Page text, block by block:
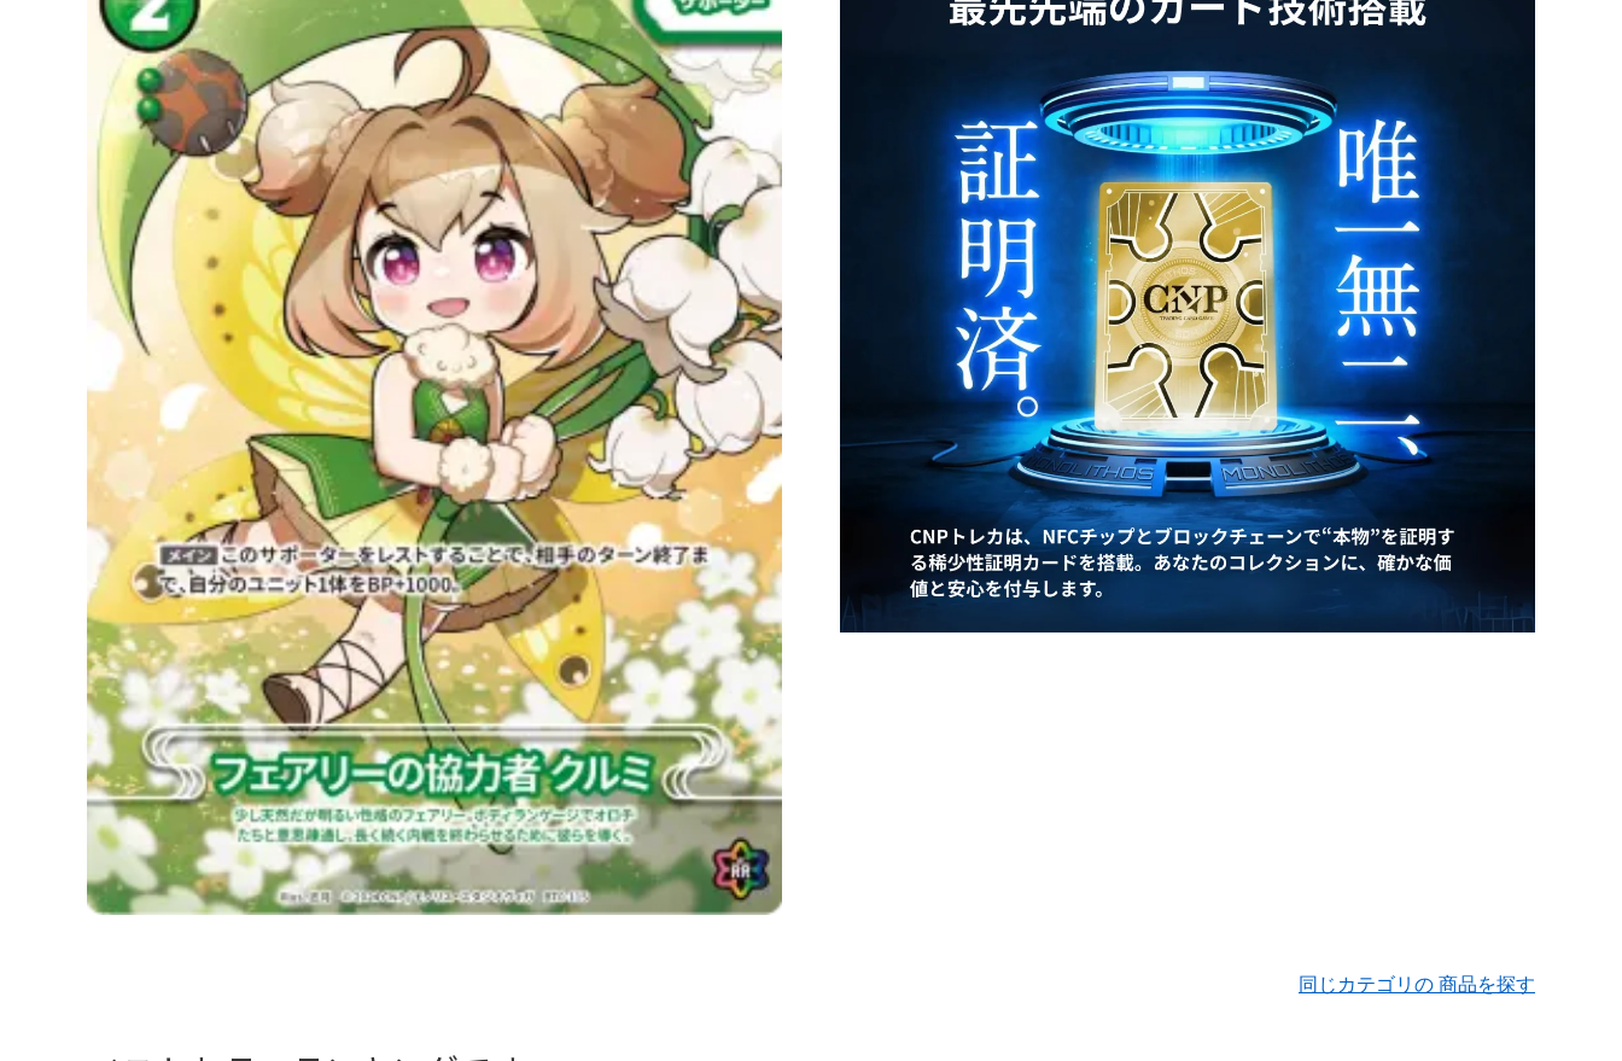
同じカテゴリの 商品を探す